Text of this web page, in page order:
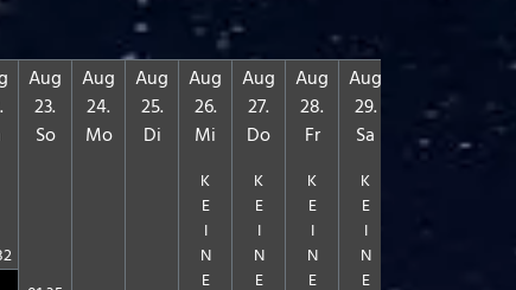
Aug
23.
So
Aug
24.
Mo
Aug
25.
Di
Aug
26.
Mi
K
E
I
N
E
Aug
27.
Do
K
E
I
N
E
Aug
28.
Fr
K
E
I
N
E
Aug
29.
Sa
K
E
I
N
E
30.
So
Mo